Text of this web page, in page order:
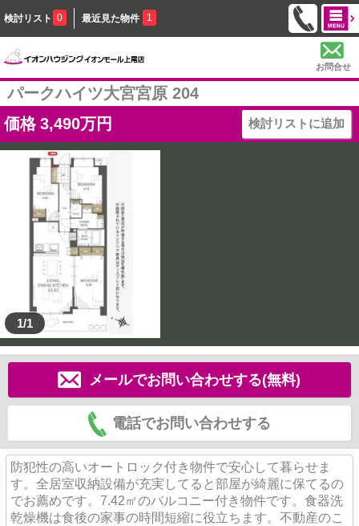
検討リスト 0 最近見た物件 1
お問合せ
パークハイツ大宮宮原 204
価格 3,490万円 検討リストに追加
1/1
メールでお問い合わせする(無料)
電話でお問い合わせする
防犯性の高いオートロック付き物件で安心して暮らせま
す。全居室収納設備が充実してると部屋が綺麗に保てるの
でお薦めです。7.42㎡のバルコニー付き物件です。食器洗
乾燥機は食後の家事の時間短縮に役立ちます。不動産のこ